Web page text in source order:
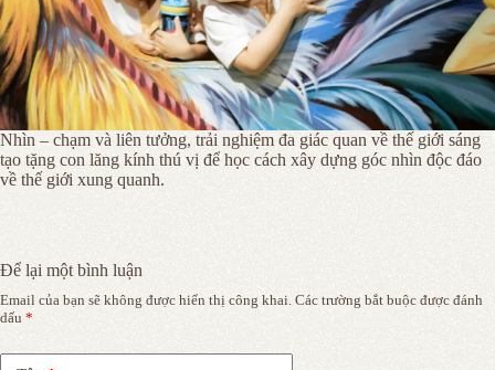
Nhìn – chạm và liên tưởng, trải nghiệm đa giác quan về thế giới sáng
tạo tặng con lăng kính thú vị để học cách xây dựng góc nhìn độc đáo
về thế giới xung quanh.
Để lại một bình luận
Email của bạn sẽ không được hiển thị công khai. Các trường bắt buộc được đánh
dấu *